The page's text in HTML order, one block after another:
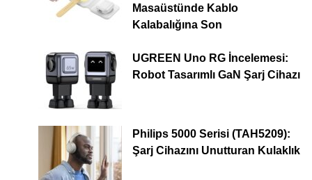
Masaüstünde Kablo
Kalabalığına Son
UGREEN Uno RG İncelemesi:
Robot Tasarımlı GaN Şarj Cihazı
Philips 5000 Serisi (TAH5209):
Şarj Cihazını Unutturan Kulaklık